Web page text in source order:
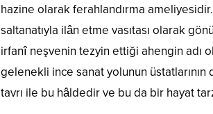
hazine olarak ferahlandırma
saltanatıyla ilân etme vasıtası olarak
irfanî neşvenin tezyin ettiği ahengin adı
gelenekli ince sanat yolunun üstatlarının
tavrı ile bu hâldedir ve bu da bir hayat